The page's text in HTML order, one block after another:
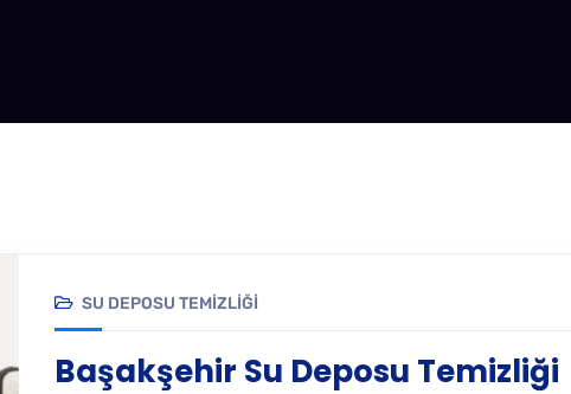
SU DEPOSU TEMIZLIĞI
Başakşehir Su Deposu Temizliği